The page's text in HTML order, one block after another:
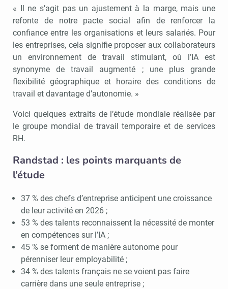
« Il ne s’agit pas un ajustement à la marge, mais une
refonte de notre pacte social afin de renforcer la
confiance entre les organisations et leurs salariés. Pour
les entreprises, cela signifie proposer aux collaborateurs
un environnement de travail stimulant, où l’IA est
synonyme de travail augmenté ; une plus grande
flexibilité géographique et horaire des conditions de
travail et davantage d’autonomie. »
Voici quelques extraits de l’étude mondiale réalisée par
le groupe mondial de travail temporaire et de services
RH.
Randstad : les points marquants de
l’étude
37 % des chefs d’entreprise anticipent une croissance
de leur activité en 2026 ;
53 % des talents reconnaissent la nécessité de monter
en compétences sur l’IA ;
45 % se forment de manière autonome pour
pérenniser leur employabilité ;
34 % des talents français ne se voient pas faire
carrière dans une seule entreprise ;